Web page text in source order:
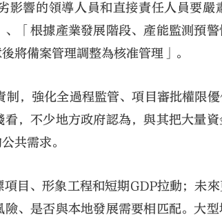
影響的領導人員和直接責任人員要
「根據產業發展階段、產能監測預
將備案管理調整為核准管理」。
制，強化全過程監管、項目審批權限
，不少地方政府認為，與其把大量
共需求。
目、形象工程和短期GDP拉動；未
、是否與本地發展需要相匹配。大